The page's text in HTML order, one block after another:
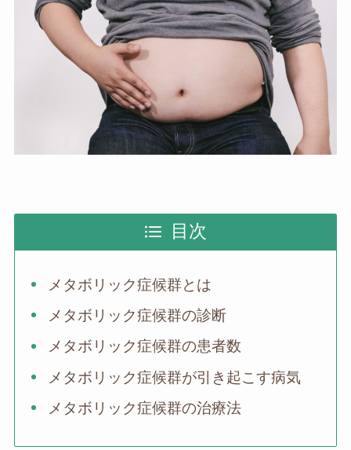
目次
メタボリック症候群とは
メタボリック症候群の診断
メタボリック症候群の患者数
メタボリック症候群が引き起こす病気
メタボリック症候群の治療法